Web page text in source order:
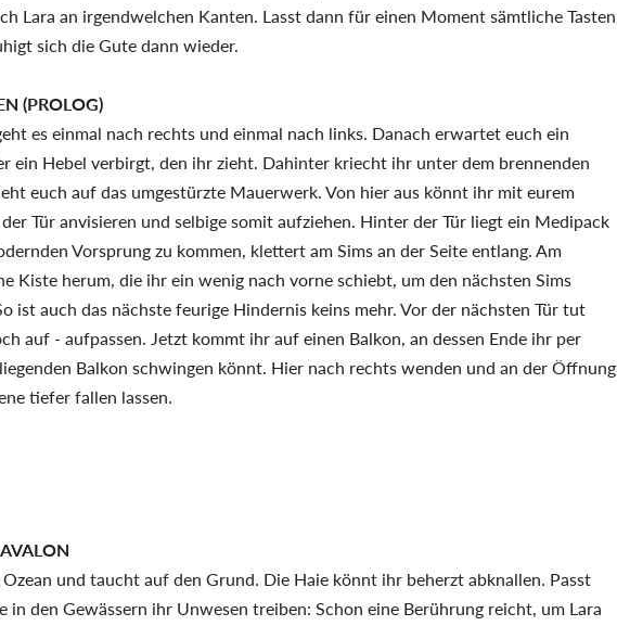
Lara an irgendwelchen Kanten. Lasst dann für einen Moment sämtliche Tasten
sich die Gute dann wieder.
(PROLOG)
es einmal nach rechts und einmal nach links. Danach erwartet euch ein
ein Hebel verbirgt, den ihr zieht. Dahinter kriecht ihr unter dem brennenden
euch auf das umgestürzte Mauerwerk. Von hier aus könnt ihr mit eurem
Tür anvisieren und selbige somit aufziehen. Hinter der Tür liegt ein Medipack
Vorsprung zu kommen, klettert am Sims an der Seite entlang. Am
Kiste herum, die ihr ein wenig nach vorne schiebt, um den nächsten Sims
ist auch das nächste feurige Hindernis keins mehr. Vor der nächsten Tür tut
auf - aufpassen. Jetzt kommt ihr auf einen Balkon, an dessen Ende ihr per
Balkon schwingen könnt. Hier nach rechts wenden und an der Öffnung
tiefer fallen lassen.
und taucht auf den Grund. Die Haie könnt ihr beherzt abknallen. Passt
in den Gewässern ihr Unwesen treiben: Schon eine Berührung reicht, um Lara